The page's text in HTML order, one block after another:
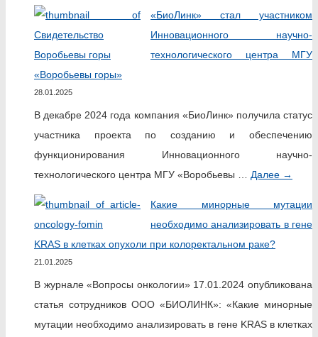
«БиоЛинк» стал участником
Инновационного научно-
технологического центра МГУ
«Воробьевы горы»
28.01.2025
В декабре 2024 года компания «БиоЛинк» получила статус
участника проекта по созданию и обеспечению
функционирования Инновационного научно-
технологического центра МГУ «Воробьевы … Далее →
Какие минорные мутации
необходимо анализировать в гене
KRAS в клетках опухоли при колоректальном раке?
21.01.2025
В журнале «Вопросы онкологии» 17.01.2024 опубликована
статья сотрудников ООО «БИОЛИНК»: «Какие минорные
мутации необходимо анализировать в гене KRAS в клетках